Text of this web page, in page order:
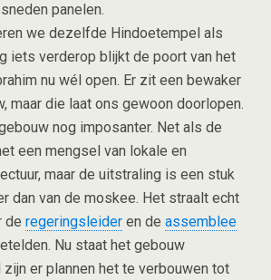
panelen.
we dezelfde Hindoetempel als
iets verderop blijkt de poort van het
nu wél open. Er zit een bewaker
maar die laat ons gewoon doorlopen.
nog imposanter. Net als de
een mengsel van lokale en
maar de uitstraling is een stuk
dan van de moskee. Het straalt echt
de regeringsleider en de assemblee
Nu staat het gebouw
er plannen het te verbouwen tot